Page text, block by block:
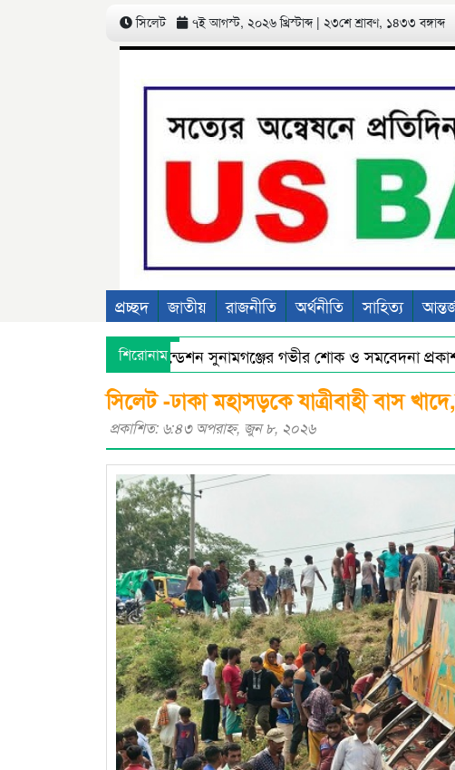
সিলেট ৭ই আগস্ট, ২০২৬ খ্রিস্টাব্দ | ২৩শে শ্রাবণ, ১৪৩৩ বঙ্গাব্দ
প্রচ্ছদ জাতীয় রাজনীতি অর্থনীতি সাহিত্য
শিরোনাম
মানবকল্যাণ ফাউন্ডেশন সুনামগঞ্জের গভীর শোক ও সমবেদনা প্রকাশ
নিয়ে নাসীরুদ্দীন ও সার্জিসের কটুক্তির প্রতিবাদে সুনামগঞ্জে বিক্ষোভ মিছিল ও
সিলেট -ঢাকা মহাসড়কে যাত্রীবাহী বাস
প্রকাশিত: ৬:৪৩ অপরাহ্ণ, জুন ৮, ২০২৬